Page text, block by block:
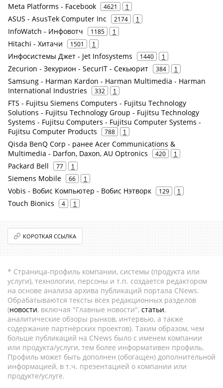
Meta Platforms - Facebook 4621 1
ASUS - AsusTek Computer Inc 2174 1
InfoWatch - Инфовотч 1185 1
Hitachi - Хитачи 1501 1
Инфосистемы Джет - Jet Infosystems 1440 1
Zecurion - Зекурион - SecurIT - Секьюрит 384 1
Samsung - Harman Kardon - Harman Multimedia - Harman
International Industries
332 1
FTS - Fujitsu Siemens Computers - Fujitsu Technology
Solutions - Fujitsu Technology Group - Fujitsu Technology
Systems - Fujitsu Computers - Fujitsu Computer Systems -
Fujitsu Computer Products
788 1
Qisda BenQ Corp - ранее Acer Communications &
Multimedia - Darfon, Daxon, AU Optronics
420 1
Packard Bell 77 1
Siemens Mobile 66 1
Vobis - Вобис Компьютер - Вобис Нэтворк 129 1
Touch Bionics 4 1
КОРОТКАЯ ССЫЛКА
* Страница-профиль компании, системы (продукта или
услуги), технологии, персоны и т.п. создается редактором
на основе анализа архива публикаций портала CNews.
Обрабатываются тексты всех редакционных разделов
(новости, включая "Главные новости", статьи,
аналитические обзоры рынков, интервью, а также
содержание партнёрских проектов). Таким образом, чем
больше публикаций на CNews было с именем компании
или продукта/услуги, тем более информативен профиль.
Профиль может быть дополнен (обогащен) дополнительной
информацией, в т.ч. презентацией о компании или
продукте/услуге.